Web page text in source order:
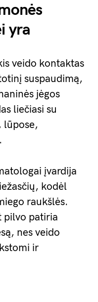
yra
veido kontaktas
suspaudimą,
jėgos
liečiasi su
lūpose,
įvardija
kodėl
raukšlės.
pilvo patiria
nes veido
ir